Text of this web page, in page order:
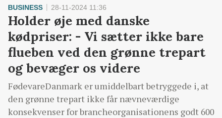
BUSINESS 28-11-2024 11:36
Holder øje med danske
kødpriser: - Vi sætter ikke bare
flueben ved den grønne trepart
og bevæger os videre
FødevareDanmark er umiddelbart betryggede i, at
den grønne trepart ikke får nævneværdige
konsekvenser for brancheorganisationens godt 600